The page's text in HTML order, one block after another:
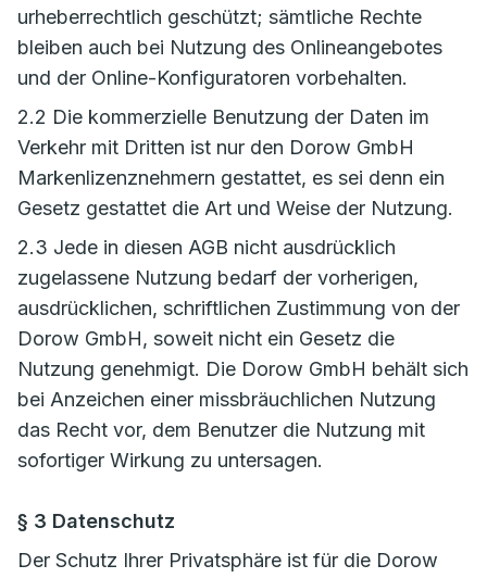
urheberrechtlich geschützt; sämtliche Rechte
bleiben auch bei Nutzung des Onlineangebotes
und der Online-Konfiguratoren vorbehalten.
2.2 Die kommerzielle Benutzung der Daten im
Verkehr mit Dritten ist nur den Dorow GmbH
Markenlizenznehmern gestattet, es sei denn ein
Gesetz gestattet die Art und Weise der Nutzung.
2.3 Jede in diesen AGB nicht ausdrücklich
zugelassene Nutzung bedarf der vorherigen,
ausdrücklichen, schriftlichen Zustimmung von der
Dorow GmbH, soweit nicht ein Gesetz die
Nutzung genehmigt. Die Dorow GmbH behält sich
bei Anzeichen einer missbräuchlichen Nutzung
das Recht vor, dem Benutzer die Nutzung mit
sofortiger Wirkung zu untersagen.
§ 3 Datenschutz
Der Schutz Ihrer Privatsphäre ist für die Dorow